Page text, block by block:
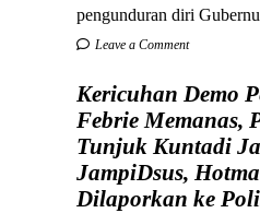
pengunduran diri
Leave a Comment
Kericuhan Demo
Febrie Memanas,
Tunjuk Kuntadi
JampiDsus,
Dilaporkan ke